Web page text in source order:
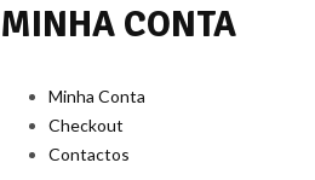
MINHA CONTA
Minha Conta
Checkout
Contactos